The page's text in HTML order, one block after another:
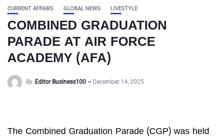
CURRENT AFFAIRS GLOBAL NEWS LIVESTYLE
COMBINED GRADUATION
PARADE AT AIR FORCE
ACADEMY (AFA)
By Editor Business100 December 14, 2025
The Combined Graduation Parade (CGP) was held